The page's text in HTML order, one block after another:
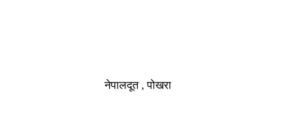
नेपालदूत , पोखरा